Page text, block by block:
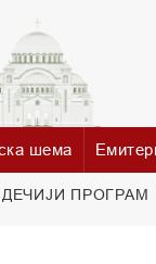
шема
ДЕЧИЈИ ПРОГРАМ